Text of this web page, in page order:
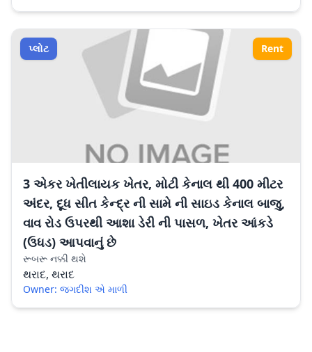
પ્લોટ Rent
3 એકર ખેતીલાયક ખેતર, મોટી કેનાલ થી 400 મીટર
અંદર, દૂધ સીત કેન્દ્ર ની સામે ની સાઇડ કેનાલ બાજુ,
વાવ રોડ ઉપરથી આશા ડેરી ની પાસળ, ખેતર આંકડે
(ઉધડ) આપવાનું છે
રૂબરૂ નક્કી થશે
થરાદ, થરાદ
Owner: જગદીશ એ માળી